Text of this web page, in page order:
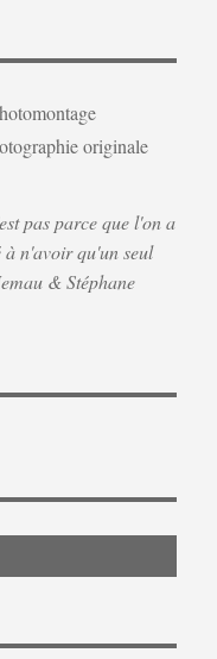
pas parce que l'on a
n'avoir qu'un seul
& Stéphane